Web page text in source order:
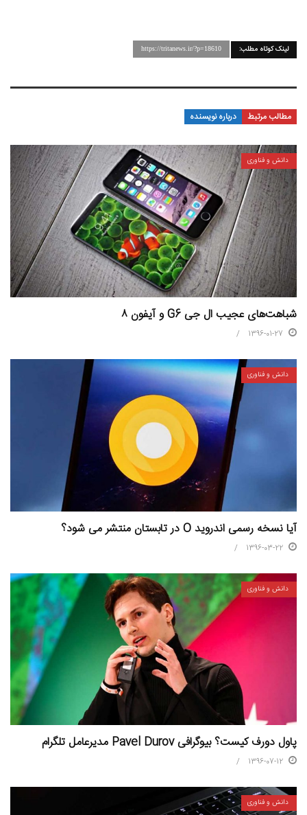
لینک کوتاه مطلب: https://tritanews.ir/?p=18610
مطالب مرتبط درباره نویسنده
دانش و فناوری
شباهت‌های عجیب ال جی G6 و آیفون ۸
1396-01-27
دانش و فناوری
آیا نسخه رسمی اندروید O در تابستان منتشر می شود؟
1396-03-22
دانش و فناوری
پاول دورف کیست؟ بیوگرافی Pavel Durov مدیرعامل تلگرام
1396-07-12
دانش و فناوری